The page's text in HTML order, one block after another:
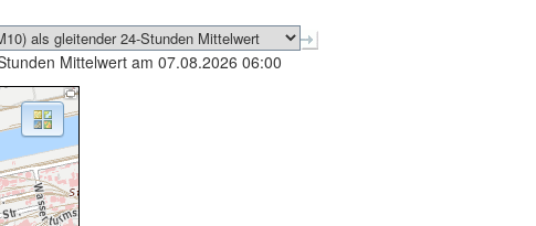
Mittelwert am 07.08.2026 06:00